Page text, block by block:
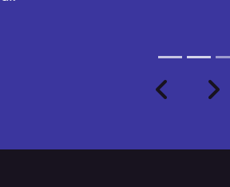
Previous